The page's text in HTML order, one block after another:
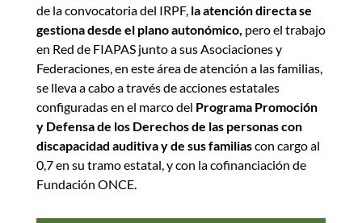
de la convocatoria del IRPF, la atención directa se
gestiona desde el plano autonómico, pero el trabajo
en Red de FIAPAS junto a sus Asociaciones y
Federaciones, en este área de atención a las familias,
se lleva a cabo a través de acciones estatales
configuradasen el marco del Programa Promoción
y Defensa de los Derechos de las personas con
discapacidad auditiva y de sus familiascon cargo al
0,7 en su tramo estatal, y con la cofinanciación de
Fundación ONCE.